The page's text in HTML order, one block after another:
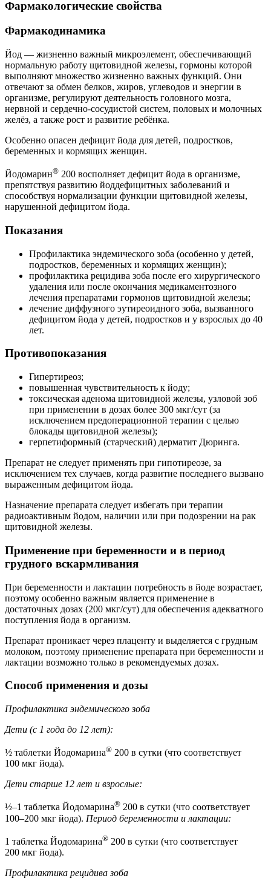
Фармакологические свойства
Фармакодинамика
Йод — жизненно важный микроэлемент, обеспечивающий
нормальную работу щитовидной железы, гормоны которой
выполняют множество жизненно важных функций. Они
отвечают за обмен белков, жиров, углеводов и энергии в
организме, регулируют деятельность головного мозга,
нервной и сердечно-сосудистой систем, половых и молочных
желёз, а также рост и развитие ребёнка.
Особенно опасен дефицит йода для детей, подростков,
беременных и кормящих женщин.
Йодомарин® 200 восполняет дефицит йода в организме,
препятствуя развитию йоддефицитных заболеваний и
способствуя нормализации функции щитовидной железы,
нарушенной дефицитом йода.
Показания
Профилактика эндемического зоба (особенно у детей,
подростков, беременных и кормящих женщин);
профилактика рецидива зоба после его хирургического
удаления или после окончания медикаментозного
лечения препаратами гормонов щитовидной железы;
лечение диффузного эутиреоидного зоба, вызванного
дефицитом йода у детей, подростков и у взрослых до 40
лет.
Противопоказания
Гипертиреоз;
повышенная чувствительность к йоду;
токсическая аденома щитовидной железы, узловой зоб
при применении в дозах более 300 мкг/сут (за
исключением предоперационной терапии с целью
блокады щитовидной железы);
герпетиформный (старческий) дерматит Дюринга.
Препарат не следует применять при гипотиреозе, за
исключением тех случаев, когда развитие последнего вызвано
выраженным дефицитом йода.
Назначение препарата следует избегать при терапии
радиоактивным йодом, наличии или при подозрении на рак
щитовидной железы.
Применение при беременности и в период
грудного вскармливания
При беременности и лактации потребность в йоде возрастает,
поэтому особенно важным является применение в
достаточных дозах (200 мкг/сут) для обеспечения адекватного
поступления йода в организм.
Препарат проникает через плаценту и выделяется с грудным
молоком, поэтому применение препарата при беременности и
лактации возможно только в рекомендуемых дозах.
Способ применения и дозы
Профилактика эндемического зоба
Дети (с 1 года до 12 лет):
½ таблетки Йодомарина® 200 в сутки (что соответствует
100 мкг йода).
Дети старше 12 лет и взрослые:
½–1 таблетка Йодомарина® 200 в сутки (что соответствует
100–200 мкг йода). Период беременности и лактации:
1 таблетка Йодомарина® 200 в сутки (что соответствует
200 мкг йода).
Профилактика рецидива зоба